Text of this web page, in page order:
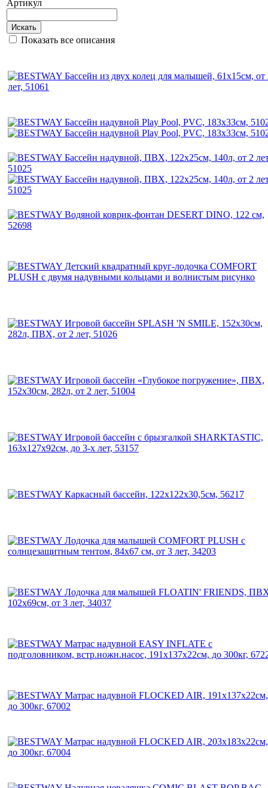
Артикул
Искать
Показать все описания